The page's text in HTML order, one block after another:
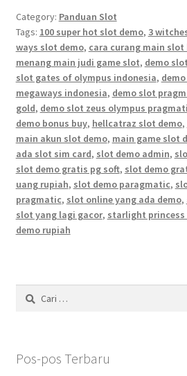
Category: Panduan Slot
Tags: 100 super hot slot demo, 3
ways slot demo, cara curang main slot
menang main judi game slot, demo
slot gates of olympus indonesia,
megaways indonesia, demo slot
gold, demo slot zeus olympus
demo bonus buy, hellcatraz slot demo,
main akun slot demo, main game slot
ada slot sim card, slot demo admin,
slot demo gratis pg soft, slot demo
uang rupiah, slot demo paragmatic,
pragmatic, slot online yang ada demo,
slot yang lagi gacor, starlight princess
demo rupiah
Cari
untuk:
Pos-pos Terbaru